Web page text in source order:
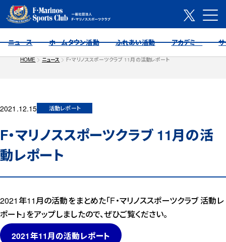
ニュース ホームタウン活動 ふれあい活動 アカデミー
HOME ニュース F・マリノススポーツクラブ 11月の活動レポート
2021.12.15 活動レポート
F・マリノススポーツクラブ 11月の活
動レポート
2021年11月の活動をまとめた「F・マリノススポーツクラブ 活動レ
ポート」をアップしましたので、ぜひご覧ください。
2021年11月の活動レポート